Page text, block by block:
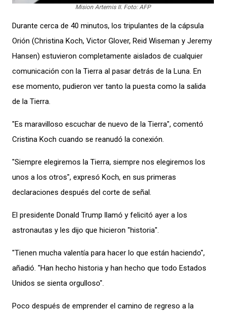
Mision Artemis II. Foto: AFP
Durante cerca de 40 minutos, los tripulantes de la cápsula
Orión (Christina Koch, Victor Glover, Reid Wiseman y Jeremy
Hansen) estuvieron completamente aislados de cualquier
comunicación con la Tierra al pasar detrás de la Luna. En
ese momento, pudieron ver tanto la puesta como la salida
de la Tierra.
"Es maravilloso escuchar de nuevo de la Tierra", comentó
Cristina Koch cuando se reanudó la conexión.
"Siempre elegiremos la Tierra, siempre nos elegiremos los
unos a los otros", expresó Koch, en sus primeras
declaraciones después del corte de señal.
El presidente Donald Trump llamó y felicitó ayer a los
astronautas y les dijo que hicieron "historia".
"Tienen mucha valentía para hacer lo que están haciendo",
añadió. "Han hecho historia y han hecho que todo Estados
Unidos se sienta orgulloso".
Poco después de emprender el camino de regreso a la